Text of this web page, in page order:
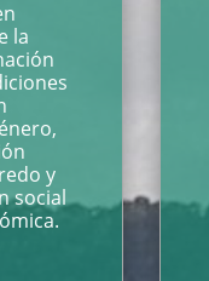
la
y
social